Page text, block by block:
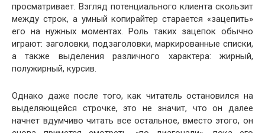
просматривает. Взгляд потенциального клиента скользит
между строк, а умный копирайтер старается «зацепить»
его на нужных моментах. Роль таких зацепок обычно
играют: заголовки, подзаголовки, маркированные списки,
а также выделения различного характера: жирный,
полужирный, курсив.
Однако даже после того, как читатель остановился на
выделяющейся строчке, это не значит, что он далее
начнет вдумчиво читать все остальное, вместо этого, он